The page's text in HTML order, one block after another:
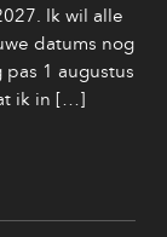
Ik wil alle
datums nog
1 augustus
ik in […]